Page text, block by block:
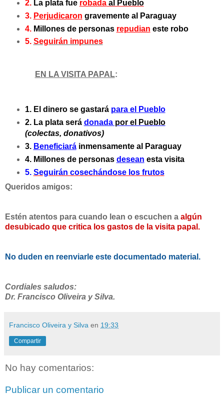
2. La plata fue robadaal Pueblo
3. Perjudicaron gravemente al Paraguay
4. Millones de personas repudian este robo
5. Seguirán impunes
EN LA VISITA PAPAL:
1. El dinero se gastará para el Pueblo
2. La plata será donadapor el Pueblo
(colectas, donativos)
3. Beneficiará inmensamente al Paraguay
4. Millones de personas desean esta visita
5. Seguirán cosechándose los frutos
Queridos amigos:
Estén atentos para cuando lean o escuchen a algún
desubicado que critica los gastos de la visita papal.
No duden en reenviarle este documentado material.
Cordiales saludos:
Dr. Francisco Oliveira y Silva.
Francisco Oliveira y Silva en 19:33
Compartir
No hay comentarios:
Publicar un comentario